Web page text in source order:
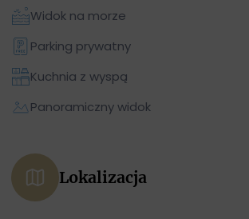
Widok na morze
Parking prywatny
Kuchnia z wyspą
Panoramiczny widok
Lokalizacja